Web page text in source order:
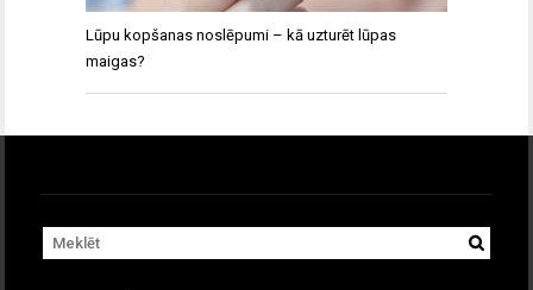
Lūpu kopšanas noslēpumi – kā uzturēt lūpas
maigas?